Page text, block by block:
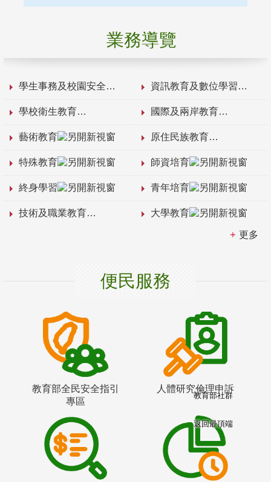
業務導覽
學生事務及校園安全 資訊教育及數位學習
學校衛生教育 國際及兩岸教育
藝術教育 原住民族教育
特殊教育 師資培育
終身學習 青年培育
技術及職業教育 大學教育
更多
便民服務
教育部全民安全指引
專區
人體研究倫理申訴
教育部社群
返回最頂端